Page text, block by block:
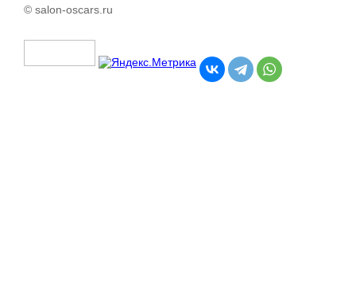
© salon-oscars.ru